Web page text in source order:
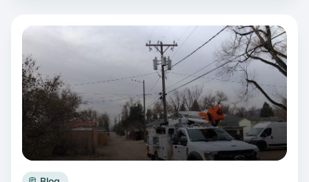
Más información Los camiones cazo